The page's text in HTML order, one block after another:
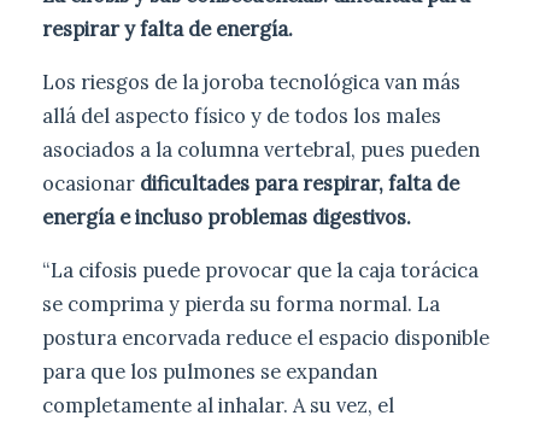
respirar y falta de energía.
Los riesgos de la joroba tecnológica van más
allá del aspecto físico y de todos los males
asociados a la columna vertebral, pues pueden
ocasionar dificultades para respirar, falta de
energía e incluso problemas digestivos.
“La cifosis puede provocar que la caja torácica
se comprima y pierda su forma normal. La
postura encorvada reduce el espacio disponible
para que los pulmones se expandan
completamente al inhalar. A su vez, el